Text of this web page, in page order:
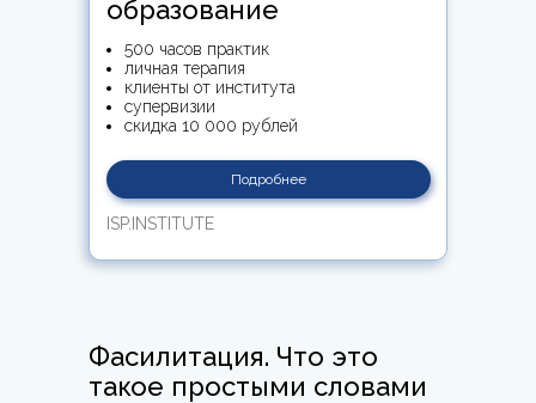
500 часов практик
личная терапия
клиенты от института
супервизии
скидка 10 000 рублей
образование
Подробнее
ISP.INSTITUTE
Фасилитация. Что это
такое простыми словами